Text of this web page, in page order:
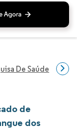
De Saúde
de
dos